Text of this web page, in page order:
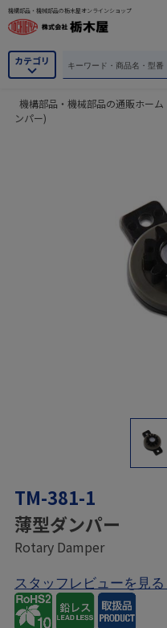
機構部品・機械部品の栃木屋オンラインショップ
カテゴリ
機構部品・機械部品の通販ホーム
ンパー)
TM-381-1
薄型ダンパー
Rotary Damper
スタッフレビューを見る